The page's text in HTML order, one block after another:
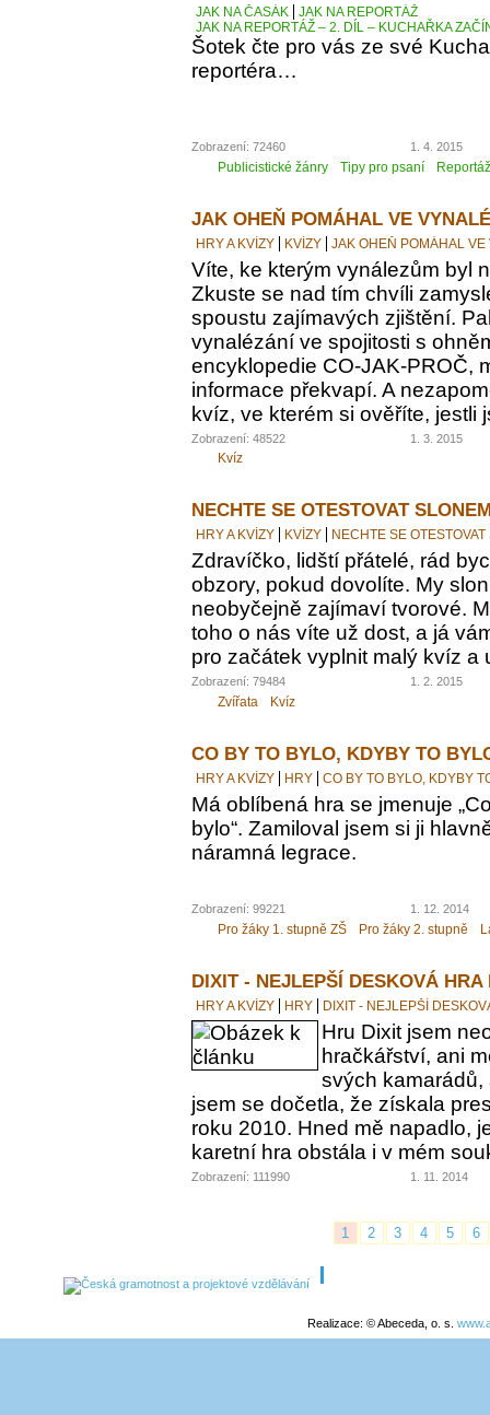
JAK NA ČASÁK
JAK NA REPORTÁŽ
JAK NA REPORTÁŽ – 2. DÍL – KUCHAŘKA
Šotek čte pro vás ze své
reportéra…
Zobrazení: 72460 1. 4. 2015
Publicistické žánry Tipy pro psaní Reportáž
JAK OHEŇ POMÁHAL VE
HRY A KVÍZY KVÍZY JAK OHEŇ POMÁHAL VE
Víte, ke kterým vynálezům byl
Zkuste se nad tím chvíli
spoustu zajímavých zjištění.
vynalézání ve spojitosti s
encyklopedie CO-JAK-PROČ,
informace překvapí. A
kvíz, ve kterém si ověříte, jestli
Zobrazení: 48522 1. 3. 2015
Kvíz
NECHTE SE OTESTOVAT
HRY A KVÍZY KVÍZY NECHTE SE
Zdravíčko, lidští přátelé, rád
obzory, pokud dovolíte. My
neobyčejně zajímaví tvorové.
toho o nás víte už dost, a já
pro začátek vyplnit malý kvíz a
Zobrazení: 79484 1. 2. 2015
Zvířata Kvíz
CO BY TO BYLO, KDYBY TO
HRY A KVÍZY HRY CO BY TO BYLO, KDYBY
Má oblíbená hra se jmenuje
bylo“. Zamiloval jsem si ji
náramná legrace.
Zobrazení: 99221 1. 12. 2014
Pro žáky 1. stupně ZŠ Pro žáky 2. stupně
DIXIT - NEJLEPŠÍ DESKOVÁ HRA
HRY A KVÍZY HRY DIXIT - NEJLEPŠÍ
Hru Dixit jsem
hračkářství, ani
svých kamarádů,
jsem se dočetla, že získala
roku 2010. Hned mě napadlo,
karetní hra obstála i v mém
Zobrazení: 111990 1. 11. 2014
1 2 3 4 5 6
Realizace: © Abeceda, o. s.